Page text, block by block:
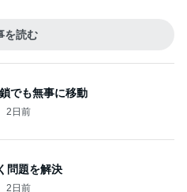
読む
でも無事に移動
2日前
問題を解決
2日前